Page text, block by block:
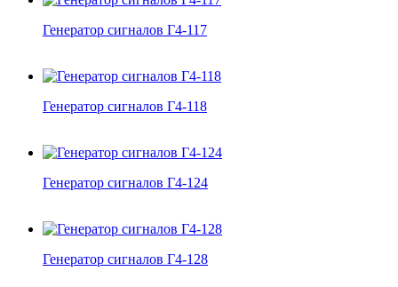
Генератор сигналов Г4-117
Генератор сигналов Г4-118
Генератор сигналов Г4-124
Генератор сигналов Г4-128